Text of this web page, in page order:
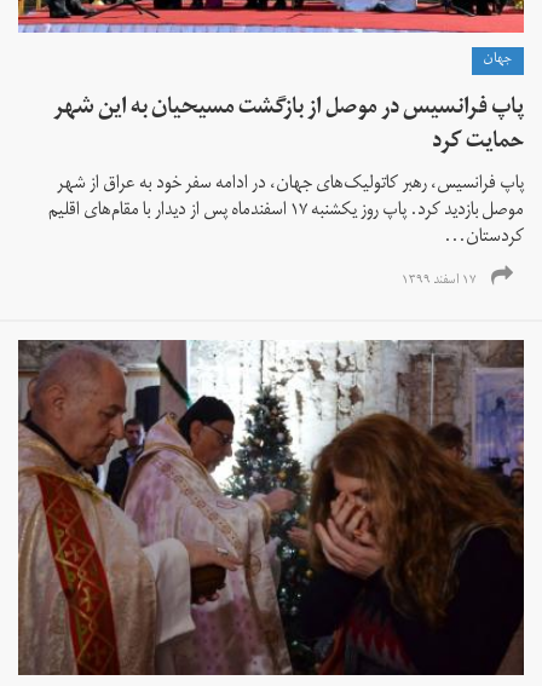
جهان
پاپ فرانسیس در موصل از بازگشت مسیحیان به این شهر
حمایت کرد
پاپ فرانسیس، رهبر کاتولیک‌های جهان، در ادامه سفر خود به عراق از شهر
موصل بازدید کرد. پاپ روز یکشنبه ۱۷ اسفندماه پس از دیدار با مقام‌های اقلیم
کردستان...
۱۷ اسفند ۱۳۹۹